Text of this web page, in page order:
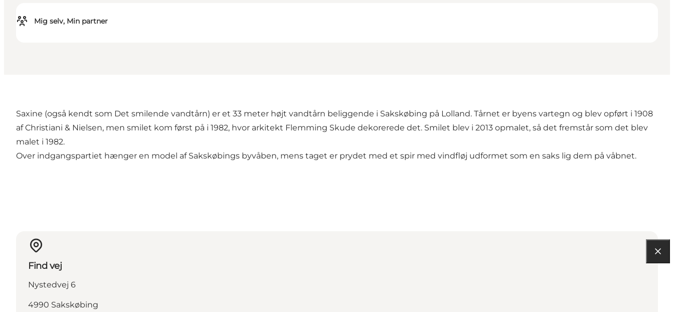
Mig selv, Min partner
Saxine (også kendt som Det smilende vandtårn) er et 33 meter højt vandtårn beliggende i Sakskøbing på Lolland. Tårnet er byens vartegn og blev opført i 1908
af Christiani & Nielsen, men smilet kom først på i 1982, hvor arkitekt Flemming Skude dekorerede det. Smilet blev i 2013 opmalet, så det fremstår som det blev
malet i 1982.
Over indgangspartiet hænger en model af Sakskøbings byvåben, mens taget er prydet med et spir med vindfløj udformet som en saks lig dem på våbnet.
Find vej
Nystedvej 6
4990 Sakskøbing